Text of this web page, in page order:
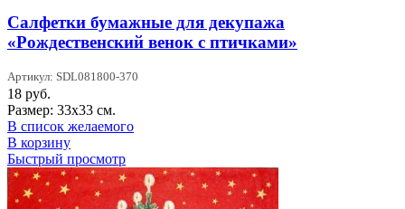
Салфетки бумажные для декупажа
«Рождественский венок с птичками»
Артикул: SDL081800-370
18 руб.
Размер: 33х33 см.
В список желаемого
В корзину
Быстрый просмотр